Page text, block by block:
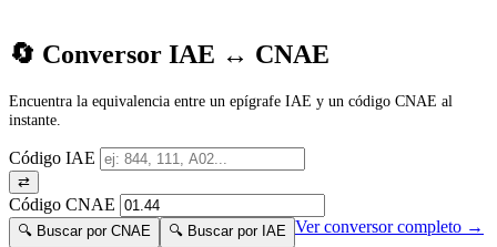
🔄 Conversor IAE ↔ CNAE
Encuentra la equivalencia entre un epígrafe IAE y un código CNAE al
instante.
Código IAE
⇄
Código CNAE
🔍 Buscar por CNAE 🔍 Buscar por IAE Ver conversor completo →